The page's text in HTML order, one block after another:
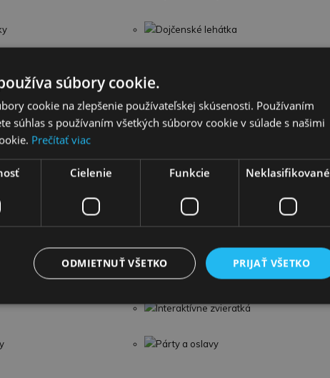
Dojčenské lehátka
poistky
hračky Hudobné nástroje
Detské kufre
Interaktívne zvieratká
Párty a oslavy
súbory cookie.
cookie na zlepšenie používateľskej skúsenosti. Používaním
súhlas s používaním všetkých súborov cookie v súlade s našimi
Prečítať viac
Cielenie Funkcie Neklasifikované
PRIJAŤ VŠETKO
ODMIETNUŤ VŠETKO